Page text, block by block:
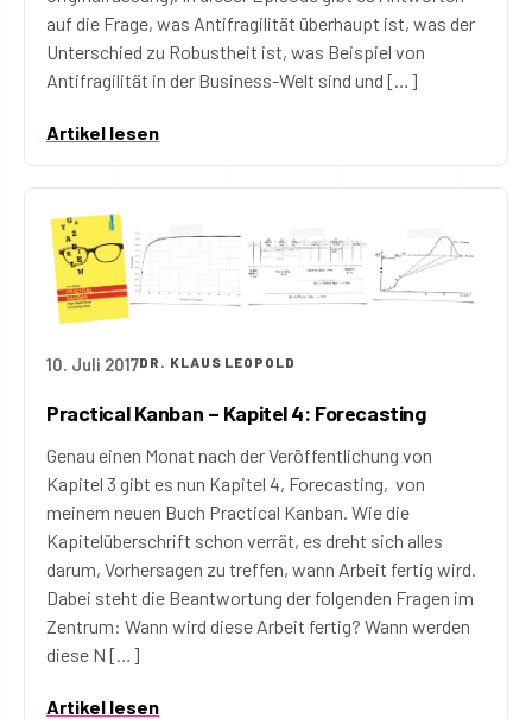
auf die Frage, was Antifragilität überhaupt ist, was der
Unterschied zu Robustheit ist, was Beispiel von
Antifragilität in der Business-Welt sind und […]
Artikel lesen
10. Juli 2017DR. KLAUS LEOPOLD
Practical Kanban – Kapitel 4: Forecasting
Genau einen Monat nach der Veröffentlichung von
Kapitel 3 gibt es nun Kapitel 4, Forecasting, von
meinem neuen Buch Practical Kanban. Wie die
Kapitelüberschrift schon verrät, es dreht sich alles
darum, Vorhersagen zu treffen, wann Arbeit fertig wird.
Dabei steht die Beantwortung der folgenden Fragen im
Zentrum: Wann wird diese Arbeit fertig? Wann werden
diese N […]
Artikel lesen